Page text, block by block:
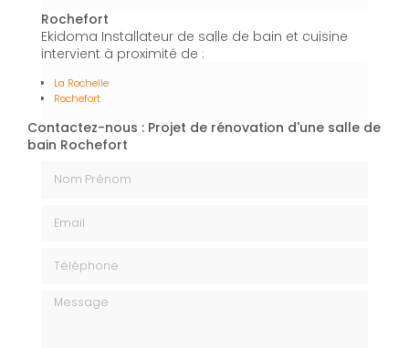
Rochefort
Ekidoma Installateur de salle de bain et cuisine
intervient à proximité de :
La Rochelle
Rochefort
Contactez-nous : Projet de rénovation d'une salle de
bain Rochefort
Message